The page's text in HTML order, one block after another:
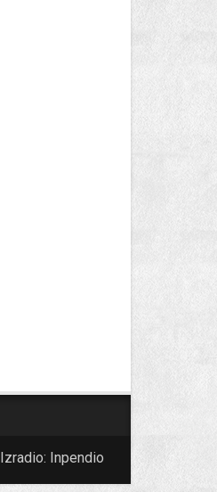
Izradio: Inpendio